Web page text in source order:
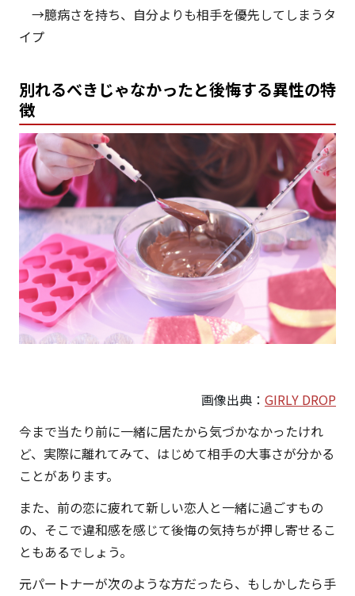
→臆病さを持ち、自分よりも相手を優先してしまうタ
イプ
別れるべきじゃなかったと後悔する異性の特
徴
画像出典： GIRLY DROP
今まで当たり前に一緒に居たから気づかなかったけれ
ど、実際に離れてみて、はじめて相手の大事さが分かる
ことがあります。
また、前の恋に疲れて新しい恋人と一緒に過ごすもの
の、そこで違和感を感じて後悔の気持ちが押し寄せるこ
ともあるでしょう。
元パートナーが次のような方だったら、もしかしたら手